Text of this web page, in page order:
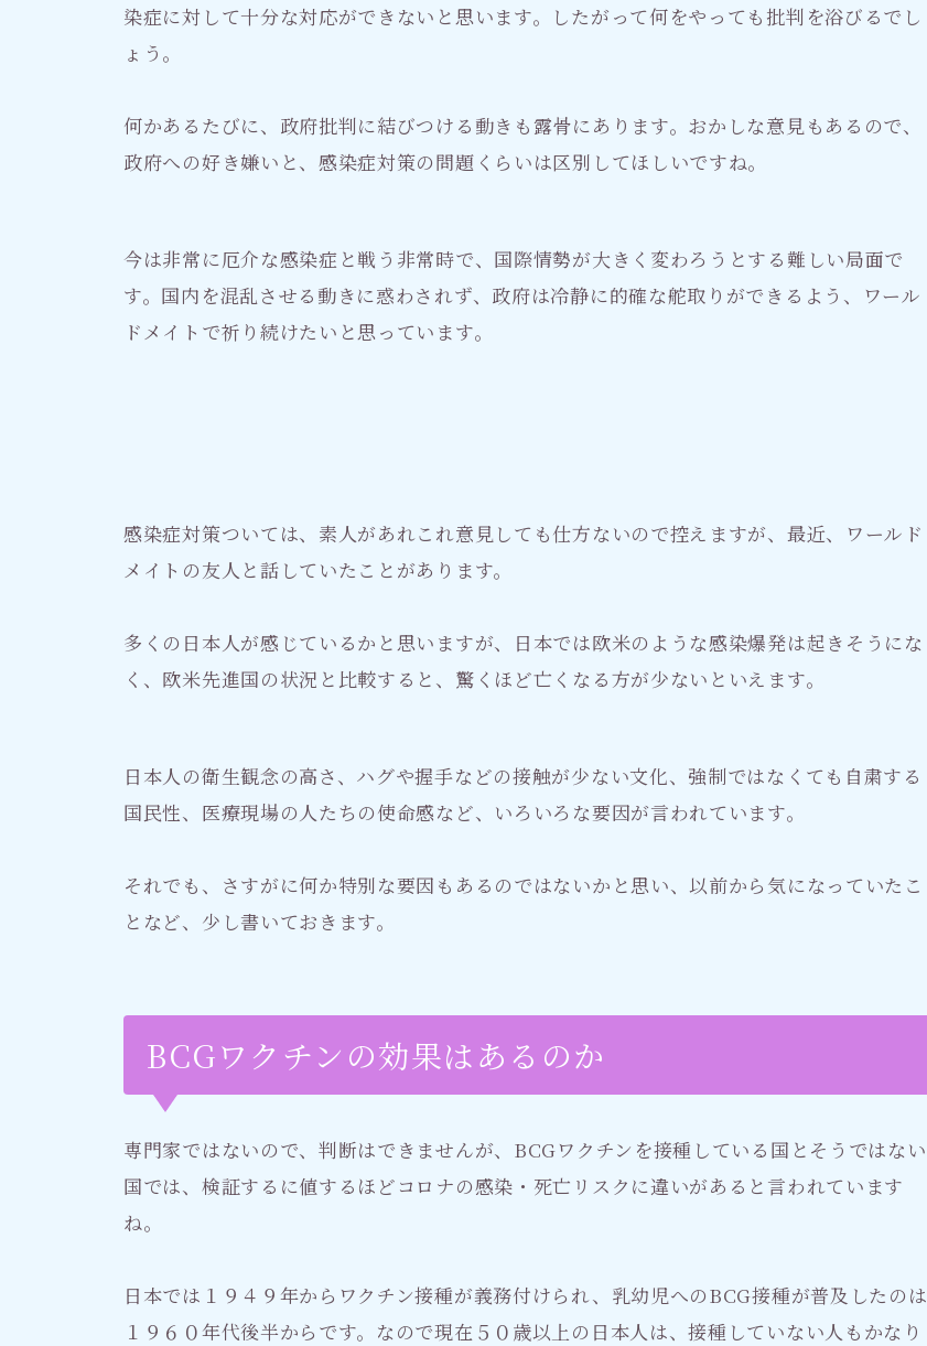
染症に対して十分な対応ができないと思います。したがって何をやっても批判を浴びるでし
ょう。
何かあるたびに、政府批判に結びつける動きも露骨にあります。おかしな意見もあるので、
政府への好き嫌いと、感染症対策の問題くらいは区別してほしいですね。
今は非常に厄介な感染症と戦う非常時で、国際情勢が大きく変わろうとする難しい局面で
す。国内を混乱させる動きに惑わされず、政府は冷静に的確な舵取りができるよう、ワール
ドメイトで祈り続けたいと思っています。
感染症対策ついては、素人があれこれ意見しても仕方ないので控えますが、最近、ワールド
メイトの友人と話していたことがあります。
多くの日本人が感じているかと思いますが、日本では欧米のような感染爆発は起きそうにな
く、欧米先進国の状況と比較すると、驚くほど亡くなる方が少ないといえます。
日本人の衛生観念の高さ、ハグや握手などの接触が少ない文化、強制ではなくても自粛する
国民性、医療現場の人たちの使命感など、いろいろな要因が言われています。
それでも、さすがに何か特別な要因もあるのではないかと思い、以前から気になっていたこ
となど、少し書いておきます。
BCGワクチンの効果はあるのか
専門家ではないので、判断はできませんが、BCGワクチンを接種している国とそうではない
国では、検証するに値するほどコロナの感染・死亡リスクに違いがあると言われています
ね。
日本では１９４９年からワクチン接種が義務付けられ、乳幼児へのBCG接種が普及したのは
１９６０年代後半からです。なので現在５０歳以上の日本人は、接種していない人もかなり